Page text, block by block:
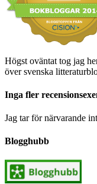
Högst oväntat tog jag
över svenska
Inga fler
Jag tar för närvarande
Blogghubb